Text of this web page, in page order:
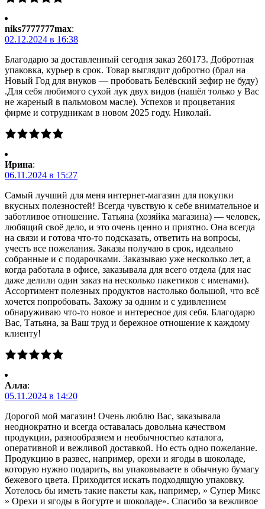
niks7777777max:
02.12.2024 в 16:38
Благодарю за доставленный сегодня заказ 260173. Добротная
упаковка, курьер в срок. Товар выглядит добротно (брал на
Новый Год для внуков — пробовать Белёвский зефир не буду)
.Для себя любимого сухой лук двух видов (нашёл только у Вас
не жареный в пальмовом масле). Успехов и процветания
фирме и сотрудникам в новом 2025 году. Николай.
Ирина:
06.11.2024 в 15:27
Самый лучший для меня интернет-магазин для покупки
вкусных полезностей! Всегда чувствую к себе внимательное и
заботливое отношение. Татьяна (хозяйка магазина) — человек,
любящий своё дело, и это очень ценно и приятно. Она всегда
на связи и готова что-то подсказать, ответить на вопросы,
учесть все пожелания. Заказы получаю в срок, идеально
собранные и с подарочками. Заказываю уже несколько лет, а
когда работала в офисе, заказывала для всего отдела (для нас
даже делили один заказ на несколько пакетиков с именами).
Ассортимент полезных продуктов настолько большой, что всё
хочется попробовать. Захожу за одним и с удивлением
обнаруживаю что-то новое и интересное для себя. Благодарю
Вас, Татьяна, за Ваш труд и бережное отношение к каждому
клиенту!
Алла:
05.11.2024 в 14:20
Дорогой мой магазин! Очень люблю Вас, заказывала
неоднократно и всегда оставалась довольна качеством
продукции, разнообразием и необычностью каталога,
оперативной и вежливой доставкой. Но есть одно пожелание.
Продукцию в развес, например, орехи и ягоды в шоколаде,
которую нужно подарить, вы упаковываете в обычную бумагу
бежевого цвета. Приходится искать подходящую упаковку.
Хотелось бы иметь такие пакеты как, например, » Супер Микс
» Орехи и ягоды в йогурте и шоколаде». Спасибо за вежливое